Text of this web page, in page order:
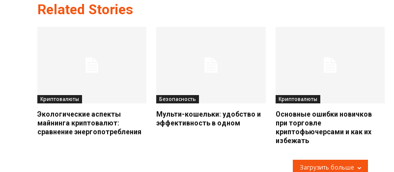
Related Stories
Криптовалюты
Экологические аспекты
майнинга криптовалют:
сравнение энергопотребления
Безопасность
Мульти-кошельки: удобство и
эффективность в одном
Криптовалюты
Основные ошибки новичков
при торговле
криптофьючерсами и как их
избежать
Загрузить больше